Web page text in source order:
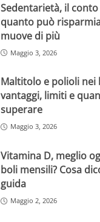
Sedentarietà, il
quanto può
muove di più
Maggio 3, 2026
Maltitolo e polioli nei
vantaggi, limiti e
superare
Maggio 3, 2026
Vitamina D, meglio
boli mensili? Cosa
guida
Maggio 2, 2026